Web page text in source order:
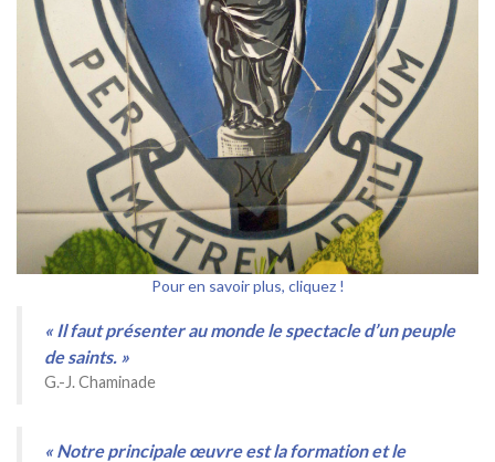
Pour en savoir plus, cliquez !
« Il faut présenter au monde le spectacle d’un peuple
de saints. »
G.-J. Chaminade
« Notre principale œuvre est la formation et le